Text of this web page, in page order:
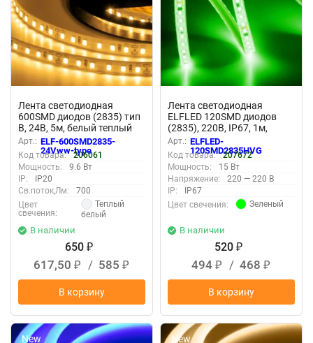
Лента светодиодная
600SMD диодов (2835) тип
В, 24В, 5м, белый теплый
Арт.: ELF-600SMD2835-
24Vww-type
Код товара:
206061
Мощность:
9.6 Вт
IP:
IP20
Св.поток,Лм:
700
Цвет
свечения:
Теплый
белый
В наличии
650 ₽
617,50 ₽ / 585 ₽
В корзину
Лента светодиодная
ELFLED 120SMD диодов
(2835), 220В, IP67, 1м,
зеленый
Арт.: ELFLED-
120SMD2835HVG
Код товара:
207672
Мощность:
15 Вт
Напряжение:
220 — 220 В
IP:
IP67
Цвет свечения:
Зеленый
В наличии
520 ₽
494 ₽ / 468 ₽
В корзину
New New